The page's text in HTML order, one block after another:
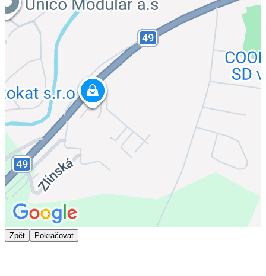
Zpět Pokračovat